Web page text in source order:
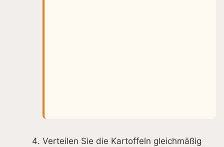
Verteilen Sie die Kartoffeln gleichmäßig